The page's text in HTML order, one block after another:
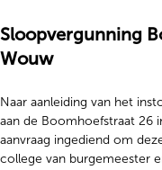
Sloopvergunning
Wouw
Naar aanleiding van het
aan de Boomhoefstraat 26
aanvraag ingediend om
college van burgemeester